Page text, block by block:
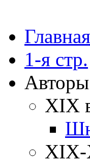
Главная
1-я стр.
Авторы
XIX
XIX-